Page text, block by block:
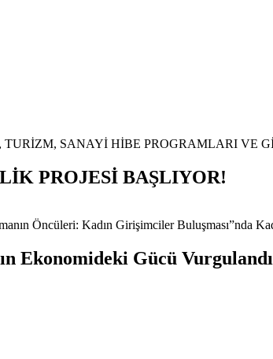
PROJESİ BAŞLIYOR!
Ekonomideki Gücü Vurgulandı